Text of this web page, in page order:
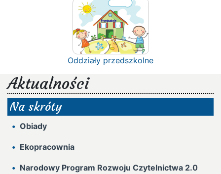
Oddziały przedszkolne
Aktualności
Na skróty
Obiady
Ekopracownia
Narodowy Program Rozwoju Czytelnictwa 2.0